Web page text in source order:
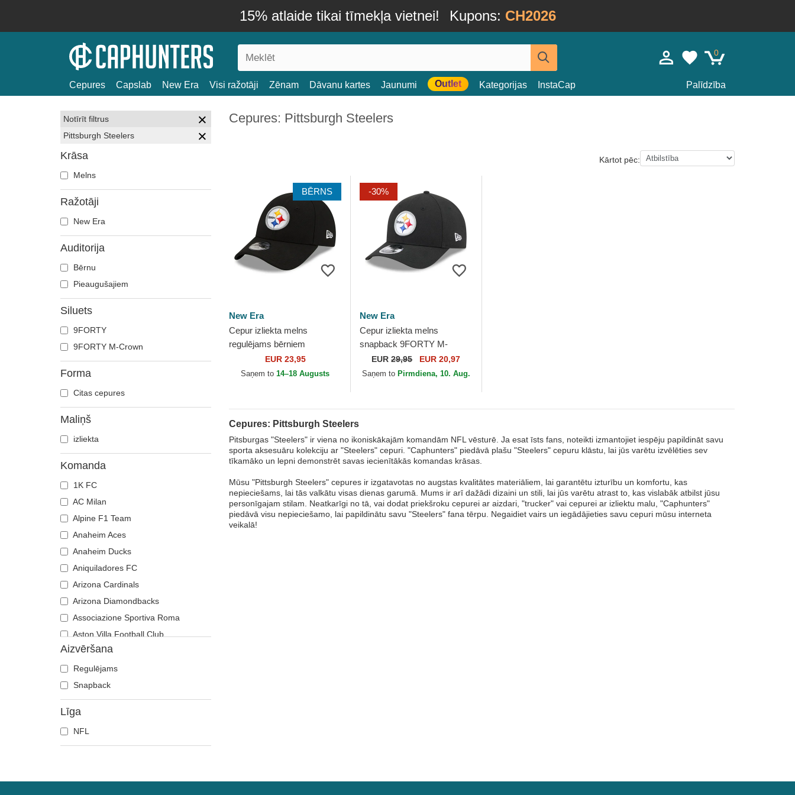
15% atlaide tikai tīmekļa vietnei! Kupons: CH2026
0
Cepures Capslab New Era Visi ražotāji Zēnam Dāvanu kartes Jaunumi Outlet Kategorijas InstaCap Palīdzība
Notīrīt filtrus
Pittsburgh Steelers
Krāsa
Melns
Ražotāji
New Era
Auditorija
Bērnu
Pieaugušajiem
Siluets
9FORTY
9FORTY M-Crown
Forma
Citas cepures
Maliņš
izliekta
Komanda
1K FC
AC Milan
Alpine F1 Team
Anaheim Aces
Anaheim Ducks
Aniquiladores FC
Arizona Cardinals
Arizona Diamondbacks
Associazione Sportiva Roma
Aston Villa Football Club
Atlanta Braves
Atlanta Falcons
Atlanta Hawks
Boston Bruins
Boston Celtics
Boston Red Sox
Charlotte Hornets
Aizvēršana
Regulējams
Snapback
Līga
NFL
Cepures: Pittsburgh Steelers
Kārtot pēc:
BĒRNS
New Era
Cepur izliekta melns
regulējams bērniem
9FORTY The League no
Pittsburgh Steelers NFL no
EUR 23,95
Saņem to14–18 Augusts
-30%
New Era
Cepur izliekta melns
snapback 9FORTY M-
Crown Team no Pittsburgh
Steelers NFL no New Era
EUR29,95 EUR 20,97
Saņem to Pirmdiena, 10. Aug.
Cepures: Pittsburgh Steelers
Pitsburgas "Steelers" ir viena no ikoniskākajām komandām NFL vēsturē. Ja esat īsts fans, noteikti izmantojiet iespēju papildināt savu
sporta aksesuāru kolekciju ar "Steelers" cepuri. "Caphunters" piedāvā plašu "Steelers" cepuru klāstu, lai jūs varētu izvēlēties sev
tīkamāko un lepni demonstrēt savas iecienītākās komandas krāsas.
Mūsu "Pittsburgh Steelers" cepures ir izgatavotas no augstas kvalitātes materiāliem, lai garantētu izturību un komfortu, kas
nepieciešams, lai tās valkātu visas dienas garumā. Mums ir arī dažādi dizaini un stili, lai jūs varētu atrast to, kas vislabāk atbilst jūsu
personīgajam stilam. Neatkarīgi no tā, vai dodat priekšroku cepurei ar aizdari, "trucker" vai cepurei ar izliektu malu, "Caphunters"
piedāvā visu nepieciešamo, lai papildinātu savu "Steelers" fana tērpu. Negaidiet vairs un iegādājieties savu cepuri mūsu interneta
veikalā!